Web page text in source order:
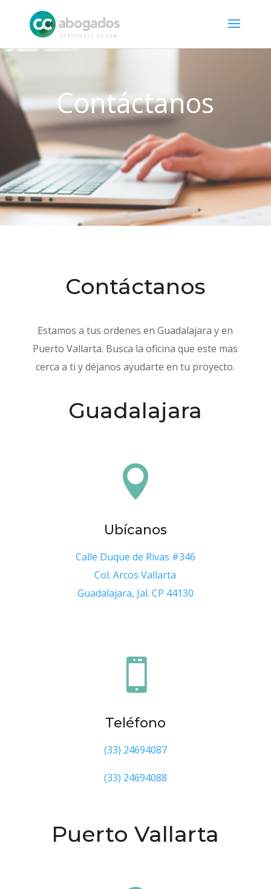
Contáctanos
Contáctanos
Estamos a tus ordenes en Guadalajara y en
Puerto Vallarta. Busca la oficina que este mas
cerca a ti y déjanos ayudarte en tu proyecto.
Guadalajara

Ubícanos
Calle Duque de Rivas #346
Col. Arcos Vallarta
Guadalajara, Jal. CP 44130

Teléfono
(33) 24694087
(33) 24694088
Puerto Vallarta